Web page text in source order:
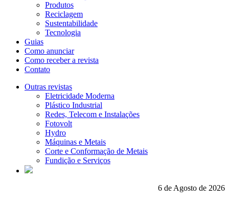
Produtos
Reciclagem
Sustentabilidade
Tecnologia
Guias
Como anunciar
Como receber a revista
Contato
Outras revistas
Eletricidade Moderna
Plástico Industrial
Redes, Telecom e Instalações
Fotovolt
Hydro
Máquinas e Metais
Corte e Conformação de Metais
Fundição e Serviços
6 de Agosto de 2026